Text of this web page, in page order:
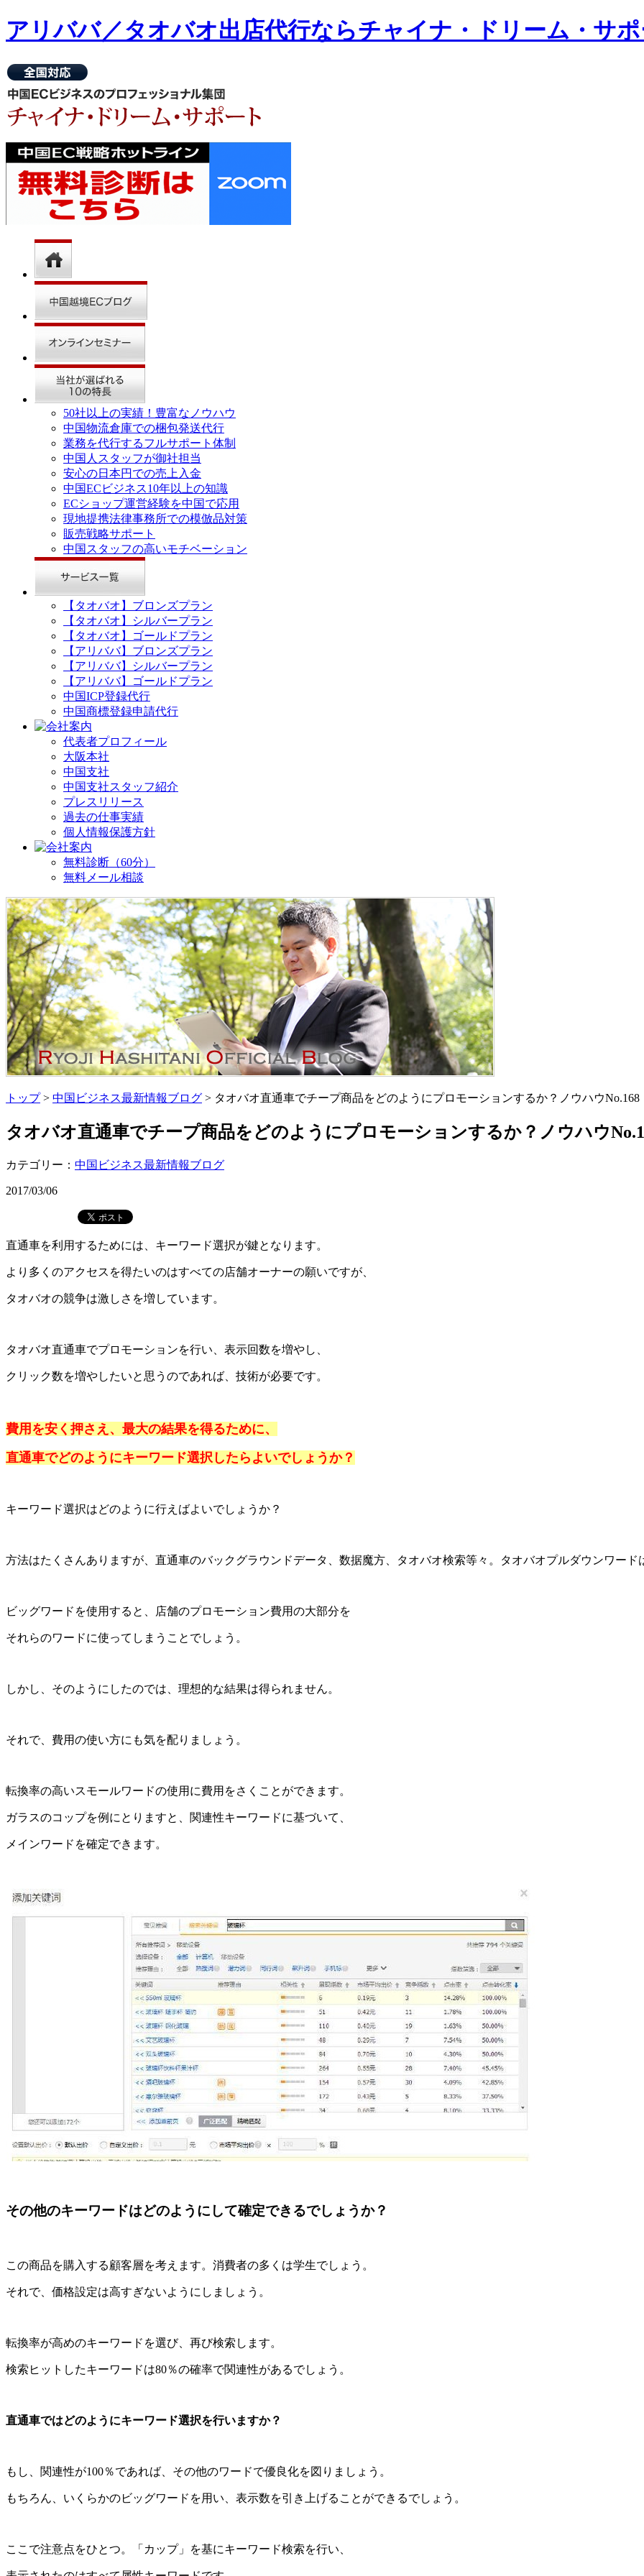
アリババ／タオバオ出店代⾏ならチャイナ・ドリーム・サ
50社以上の実績！豊富なノウハウ
中国物流倉庫での梱包発送代行
業務を代行するフルサポート体制
中国人スタッフが御社担当
安心の日本円での売上入金
中国ECビジネス10年以上の知識
ECショップ運営経験を中国で応用
現地提携法律事務所での模倣品対策
販売戦略サポート
中国スタッフの高いモチベーション
【タオバオ】ブロンズプラン
【タオバオ】シルバープラン
【タオバオ】ゴールドプラン
【アリババ】ブロンズプラン
【アリババ】シルバープラン
【アリババ】ゴールドプラン
中国ICP登録代行
中国商標登録申請代行
代表者プロフィール
大阪本社
中国支社
中国支社スタッフ紹介
プレスリリース
過去の仕事実績
個人情報保護方針
無料診断（60分）
無料メール相談
トップ> 中国ビジネス最新情報ブログ > タオバオ直通車でチープ商品をどのようにプロモーションするか？ノウハウNo.168
タオバオ直通車でチープ商品をどのようにプロモーションするか？ノウハウ
カテゴリー： 中国ビジネス最新情報ブログ
2017/03/06
直通車を利用するためには、キーワード選択が鍵となります。
より多くのアクセスを得たいのはすべての店舗オーナーの願いですが、
タオバオの競争は激しさを増しています。
タオバオ直通車でプロモーションを行い、表示回数を増やし、
クリック数を増やしたいと思うのであれば、技術が必要です。
費用を安く押さえ、最大の結果を得るために、
直通車でどのようにキーワード選択したらよいでしょうか？
キーワード選択はどのように行えばよいでしょうか？
方法はたくさんありますが、直通車のバックグラウンドデータ、数据魔方、タオバオ検索等々。タオバオプルダウンワー
ビッグワードを使用すると、店舗のプロモーション費用の大部分を
それらのワードに使ってしまうことでしょう。
しかし、そのようにしたのでは、理想的な結果は得られません。
それで、費用の使い方にも気を配りましょう。
転換率の高いスモールワードの使用に費用をさくことができます。
ガラスのコップを例にとりますと、関連性キーワードに基づいて、
メインワードを確定できます。
その他のキーワードはどのようにして確定できるでしょうか？
この商品を購入する顧客層を考えます。消費者の多くは学生でしょう。
それで、価格設定は高すぎないようにしましょう。
転換率が高めのキーワードを選び、再び検索します。
検索ヒットしたキーワードは80％の確率で関連性があるでしょう。
直通車ではどのようにキーワード選択を行いますか？
もし、関連性が100％であれば、その他のワードで優良化を図りましょう。
もちろん、いくらかのビッグワードを用い、表示数を引き上げることができるでしょう。
ここで注意点をひとつ。「カップ」を基にキーワード検索を行い、